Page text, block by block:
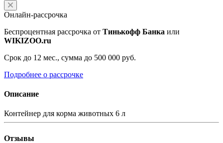
Онлайн-рассрочка
Беспроцентная рассрочка от Тинькофф Банка или
WIKIZOO.ru
Срок до 12 мес., сумма до 500 000 руб.
Подробнее о рассрочке
Описание
Контейнер для корма животных 6 л
Отзывы